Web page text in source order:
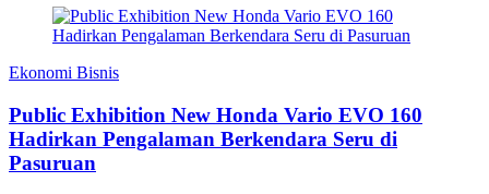
Ekonomi Bisnis
Public Exhibition New Honda Vario EVO 160
Hadirkan Pengalaman Berkendara Seru di
Pasuruan